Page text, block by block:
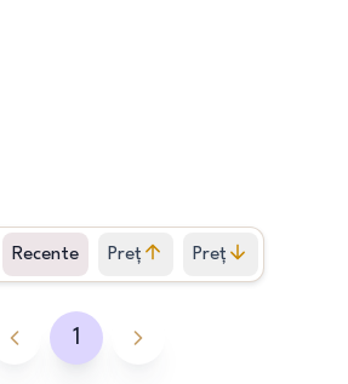
Recente Preț
crescător
Preț
descrescător
1